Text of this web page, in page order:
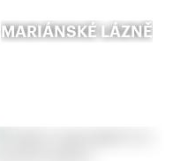
MARIÁNSKÉ LÁZNĚ